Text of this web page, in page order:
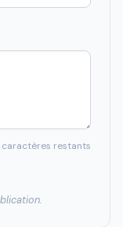
caractères restants